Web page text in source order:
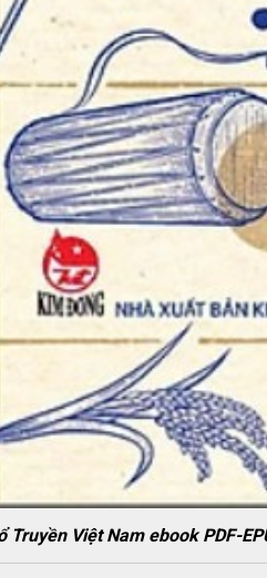
Truyền Việt Nam ebook PDF-